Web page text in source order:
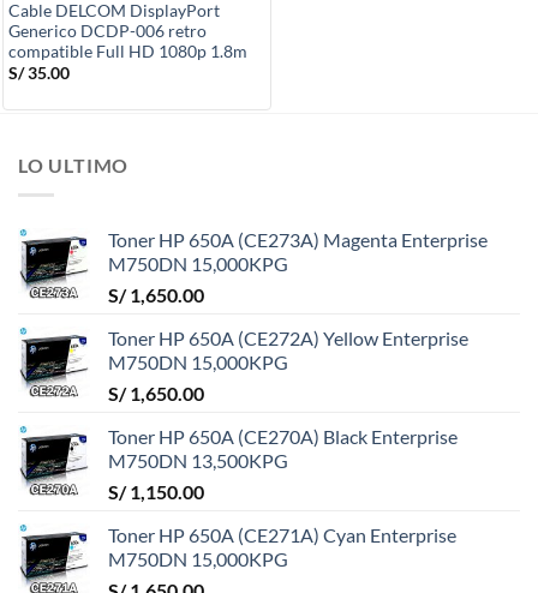
Cable DELCOM DisplayPort
Generico DCDP-006 retro
compatible Full HD 1080p 1.8m
S/35.00
LO ULTIMO
Toner HP 650A (CE273A) Magenta Enterprise
M750DN 15,000KPG
S/1,650.00
Toner HP 650A (CE272A) Yellow Enterprise
M750DN 15,000KPG
S/1,650.00
Toner HP 650A (CE270A) Black Enterprise
M750DN 13,500KPG
S/1,150.00
Toner HP 650A (CE271A) Cyan Enterprise
M750DN 15,000KPG